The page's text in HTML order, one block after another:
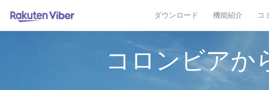
ダウンロード 機能紹介 コ
コロンビアか